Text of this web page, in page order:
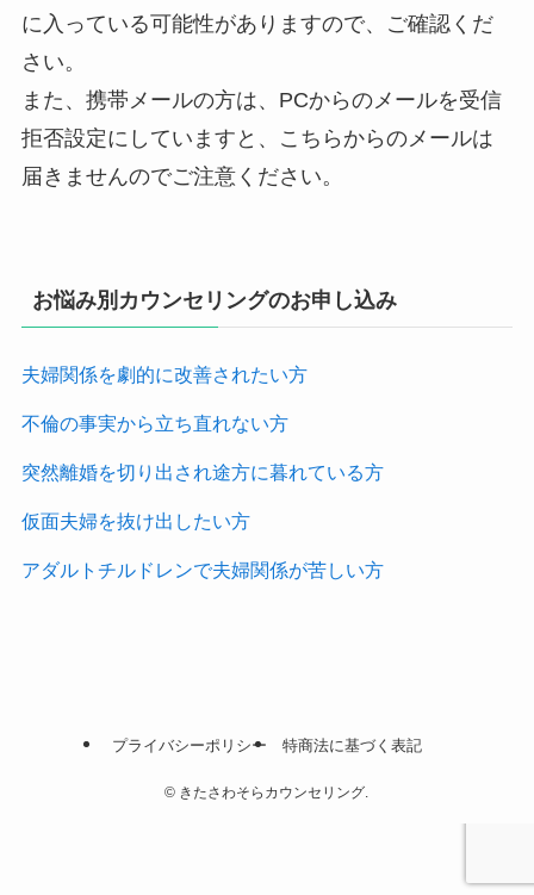
に入っている可能性がありますので、ご確認くだ
さい。
また、携帯メールの方は、PCからのメールを受信
拒否設定にしていますと、こちらからのメールは
届きませんのでご注意ください。
お悩み別カウンセリングのお申し込み
夫婦関係を劇的に改善されたい方
不倫の事実から立ち直れない方
突然離婚を切り出され途方に暮れている方
仮面夫婦を抜け出したい方
アダルトチルドレンで夫婦関係が苦しい方
プライバシーポリシー 特商法に基づく表記
© きたさわそらカウンセリング.